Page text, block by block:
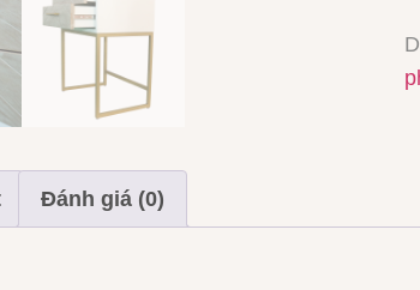
Đánh giá (0)